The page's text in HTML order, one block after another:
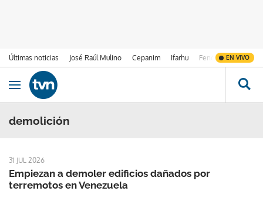
Últimas noticias José Raúl Mulino Cepanim Ifarhu Fenómeno de El
EN VIVO
Ir al contenido
Obrir navegació
demolición
31 JUL 2026
Empiezan a demoler edificios dañados por
terremotos en Venezuela